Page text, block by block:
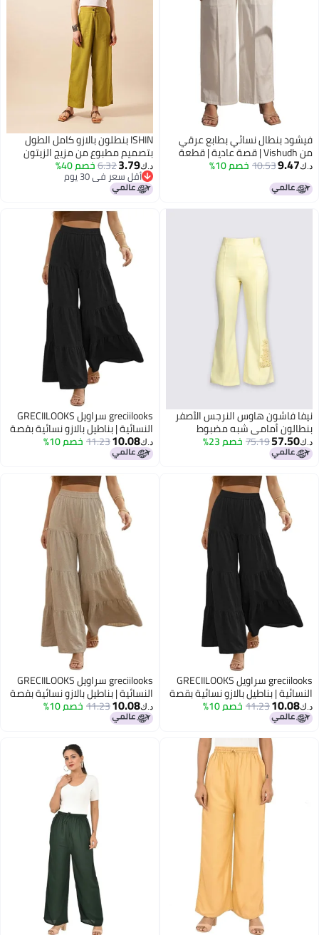
نسائي بطابع عرقي
من Vishudh | قصة عادية | قطعة
سفلية تقليدية مريحة (مقاس M) -
للصفرة
10.53خصم 10%
ISHIN بنطلون بالازو كامل الطول
بتصميم مطبوع من مزيج الزيتون
3.79
6.32خصم 40%
أقل سعر في 30 يوم
أقل سعر في 30 يوم
هاوس النرجس الأصفر
أمامي شبه مضبوط
75.19خصم 23%
greciilooks سراويل GRECIILOOKS
النسائية | بناطيل بالازو نسائية بقصة
مريحة وحزام خصر مطاطي | ملابس
كاجوال لليوجا والاسترخاء
10.08
11.23خصم 10%
greciilooks سراويل GRECIILOOKS
| بناطيل بالازو نسائية بقصة
خصر مطاطي | ملابس
والاسترخاء
11.23خصم 10%
greciilooks سراويل GRECIILOOKS
النسائية | بناطيل بالازو نسائية بقصة
مريحة وحزام خصر مطاطي | ملابس
كاجوال لليوجا والاسترخاء
10.08
11.23خصم 10%